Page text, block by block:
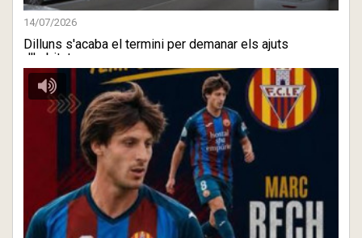
14/07/2026
Dilluns s'acaba el termini per demanar els ajuts